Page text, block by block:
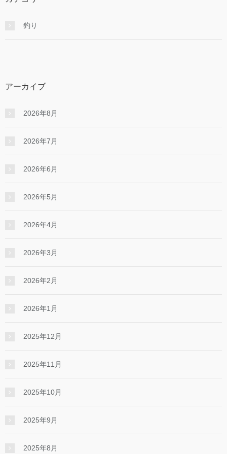
釣り
アーカイブ
2026年8月
2026年7月
2026年6月
2026年5月
2026年4月
2026年3月
2026年2月
2026年1月
2025年12月
2025年11月
2025年10月
2025年9月
2025年8月